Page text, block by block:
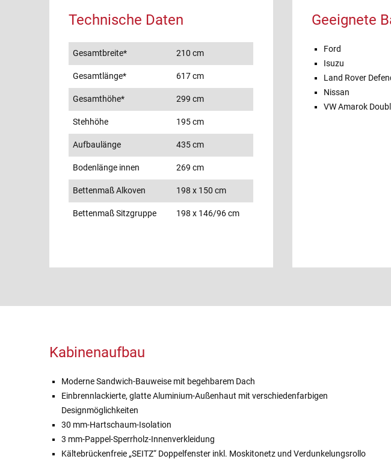
Technische Daten
Gesamtbreite* 210 cm
Gesamtlänge* 617 cm
Gesamthöhe* 299 cm
Stehhöhe 195 cm
Aufbaulänge 435 cm
Bodenlänge innen 269 cm
Bettenmaß Alkoven 198 x 150 cm
Bettenmaß Sitzgruppe 198 x 146/96 cm
Geeignete
Ford
Isuzu
Land Rover
Nissan
VW Amarok
Kabinenaufbau
Moderne Sandwich-Bauweise mit begehbarem Dach
Einbrennlackierte, glatte Aluminium-Außenhaut mit verschiedenfarbigen
Designmöglichkeiten
30 mm-Hartschaum-Isolation
3 mm-Pappel-Sperrholz-Innenverkleidung
Kältebrückenfreie „SEITZ“ Doppelfenster inkl. Moskitonetz und Verdunkelungsrollo